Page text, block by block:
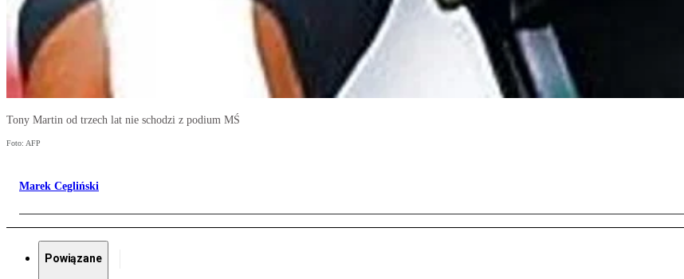
Tony Martin od trzech lat nie schodzi z podium MŚ
Foto: AFP
Marek Cegliński
Powiązane